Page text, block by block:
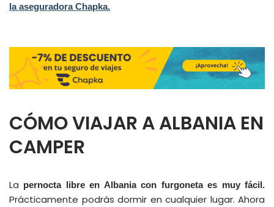
la aseguradora Chapka.
CÓMO VIAJAR A ALBANIA EN
CAMPER
La pernocta libre en Albania con furgoneta es muy fácil.
Prácticamente podrás dormir en cualquier lugar. Ahora